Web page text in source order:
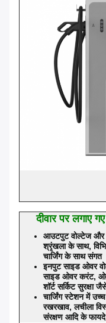
दीवार पर लगाए
आउटपुट वोल्टेज और
श्रृंखला के साथ,
चार्जिंग के साथ संगत
इनपुट साइड ओवर
साइड ओवर करंट,
शॉर्ट सर्किट सुरक्षा
चार्जिंग स्टेशन में
रखरखाव, लचीला
संरक्षण आदि के